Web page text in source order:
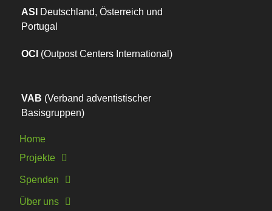
ASI
Deutschland, Österreich und
Portugal
OCI (Outpost Centers International)
VAB (Verband adventistischer
Basisgruppen)
Home
Projekte
Spenden
Über uns